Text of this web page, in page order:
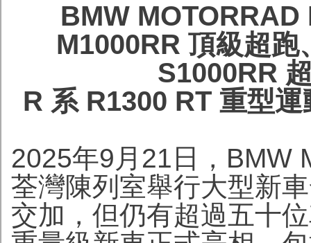
BMW
M1000RR 頂級超
S1000RR
R 系 R1300 RT 重型
2025年9月21日，BMW
荃灣陳列室舉行大型新
交加，但仍有超過五十